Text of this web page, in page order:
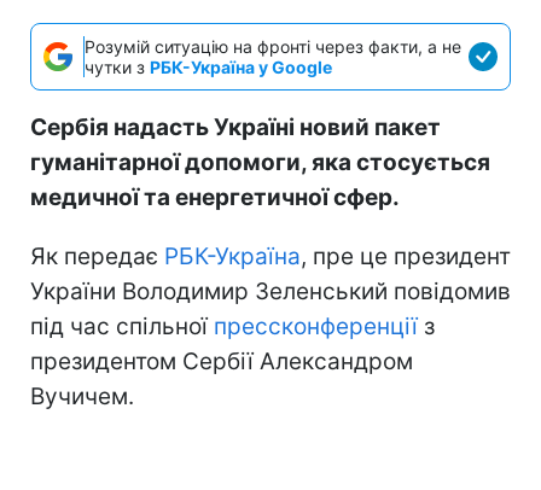
Розумій ситуацію на фронті через факти, а не
чутки з РБК-Україна у Google
Сербія надасть Україні новий пакет
гуманітарної допомоги, яка стосується
медичної та енергетичної сфер.
Як передає РБК-Україна, пре це президент
України Володимир Зеленський повідомив
під час спільної прессконференціїз
президентом Сербії Александром
Вучичем.